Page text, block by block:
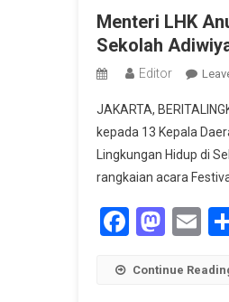
Menteri LHK
Sekolah
Editor
JAKARTA,
kepada 13 Kepala
Lingkungan Hidup di
rangkaian acara
Continue